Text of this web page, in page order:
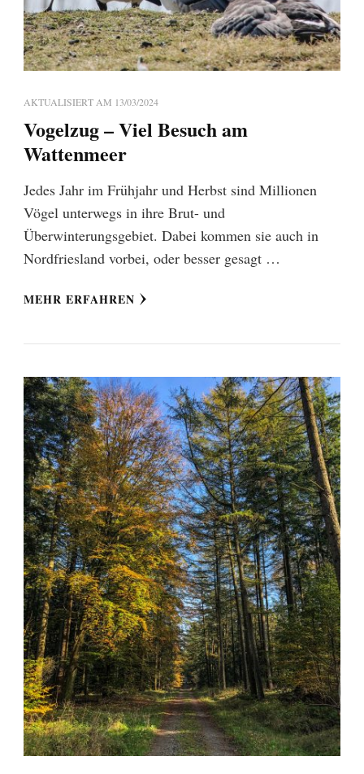
AKTUALISIERT AM 13/03/2024
Vogelzug – Viel Besuch am
Wattenmeer
Jedes Jahr im Frühjahr und Herbst sind Millionen
Vögel unterwegs in ihre Brut- und
Überwinterungsgebiet. Dabei kommen sie auch in
Nordfriesland vorbei, oder besser gesagt …
MEHR ERFAHREN